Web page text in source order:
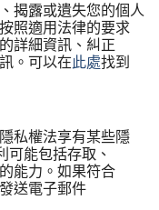
揭露​或​遺失您​的​個人​
照​適用​法律​的​要求​
詳細​資訊、​糾正​
。​可以​在此​處找到​
私權法享​有​某些​隱​
可能​包括​存取、​
能力。​如果​符合​
送​電子​郵件​